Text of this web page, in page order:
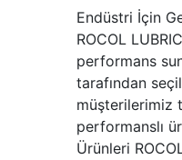
Endüstri İçin
ROCOL
performans
tarafından
müşterilerimiz
performanslı
Ürünleri